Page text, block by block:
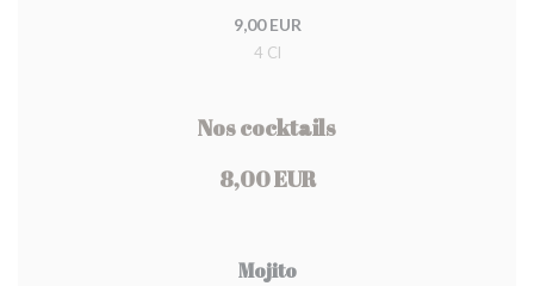
9,00 EUR
4 Cl
Nos cocktails
8,00 EUR
Mojito